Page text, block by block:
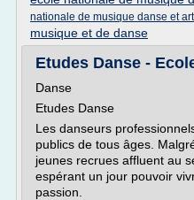
nationale de musique danse et
musique et de danse
Etudes Danse -
Danse
Etudes Danse
Les danseurs
publics de tous âges.
jeunes recrues affluent au
espérant un jour pouvoir
passion.